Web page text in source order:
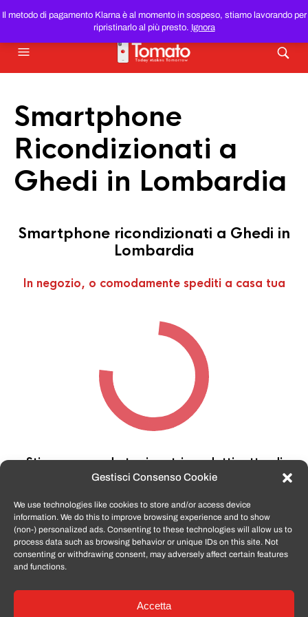
Gestisci Consenso Cookie
We use technologies like cookies to store and/or access device
information. We do this to improve browsing experience and to show
(non-) personalized ads. Consenting to these technologies will allow us to
process data such as browsing behavior or unique IDs on this site. Not
consenting or withdrawing consent, may adversely affect certain features
and functions.
Accetta
Il metodo di pagamento Klarna è al momento in sospeso, stiamo lavorando per
ripristinarlo al più presto. Ignora
SMARTPHONE E TABLET RICONDIZIONATIAL MIGLIOR
PREZZO DEL WEB!
Smartphone
Ricondizionati a
Ghedi in Lombardia
Smartphone ricondizionati a Ghedi in
Lombardia
In negozio, o comodamente spediti a casa tua
Stiamo cercando tra i nostri prodotti, attendi
qualche secondo…
TomatoSmartphone.itè lo shop n.1 in italia per
smartphone ricondizionati garantiti e certificati
di tutte le marche,APPLE, SAMSUNG, HUAWEI,
ONEPLUS, XIAOMI e tanto altro